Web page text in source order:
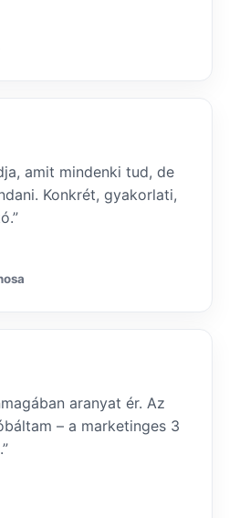
amit mindenki tud, de
Konkrét, gyakorlati,
aranyat ér. Az
– a marketinges 3